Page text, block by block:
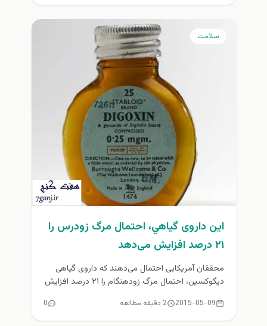
سلامت
اين داروی گياهي، احتمال مرگ زودرس را
۲۱ درصد افزایش می‌دهد
محققان آمریکایی احتمال می‌دهند که داروی گیاهی
دیگوکسین، احتمال مرگ زودهنگام را ۲۱ درصد افزایش
2015-05-09 2 دقیقه مطالعه 0